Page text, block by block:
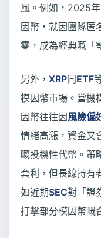
風。例如，2025
因幣，就因團隊匿
零，成為經典嘅「
另外， XRP同ETF
模因幣市場。當機
因幣往往因風險偏
情緒高漲，資金又
嘅投機性代幣。策
套利，但長線持有
如近期SEC對「證
打擊部分模因幣嘅